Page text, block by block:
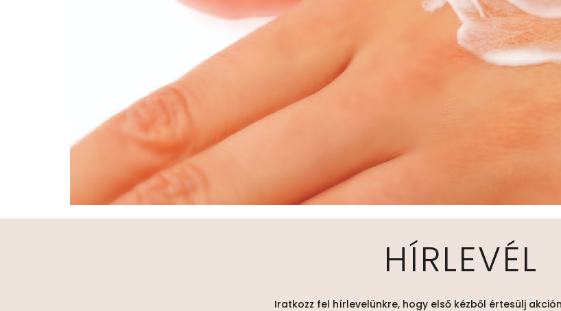
HÍRLEVÉL
Iratkozz fel hírlevelünkre, hogy első kézből értesülj